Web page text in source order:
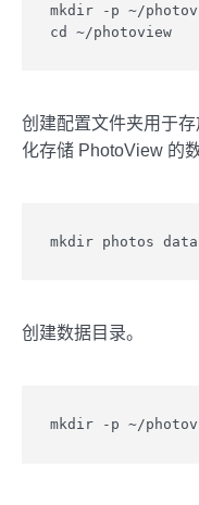
mkdir -p ~/
cd ~/photoview
创建配置文件夹用于
化存储 PhotoView 的
mkdir photos
创建数据目录。
mkdir -p ~/